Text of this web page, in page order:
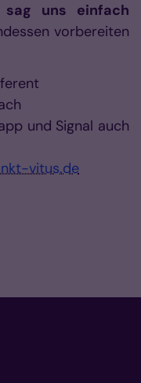
sag uns einfach
vorbereiten
und Signal auch
vitus.de